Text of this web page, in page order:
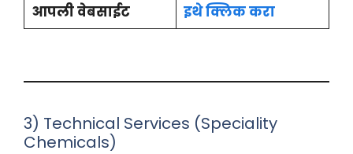
आपली वेबसाईट
इथे क्लिक करा
3) Technical Services (Speciality
Chemicals)